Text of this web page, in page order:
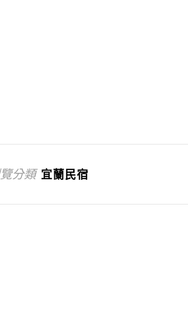
分類 宜蘭民宿